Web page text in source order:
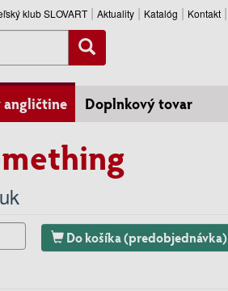
klub SLOVART Aktuality Katalóg Kontakt
angličtine Doplnkový tovar
Do košíka (predobjednávka)